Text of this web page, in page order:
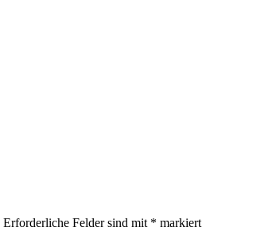
Erforderliche Felder sind mit * markiert